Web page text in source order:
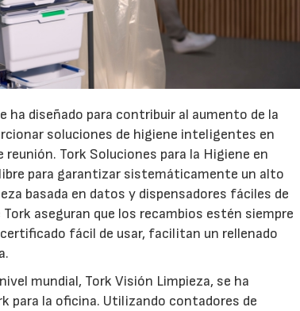
ha diseñado para contribuir al aumento de la
soluciones de higiene inteligentes en
Tork Soluciones para la Higiene en
para garantizar sistemáticamente un alto
basada en datos y dispensadores fáciles de
aseguran que los recambios estén siempre
fácil de usar, facilitan un rellenado
mundial, Tork Visión Limpieza, se ha
para la oficina. Utilizando contadores de